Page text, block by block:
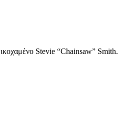
Stevie “Chainsaw” Smith.